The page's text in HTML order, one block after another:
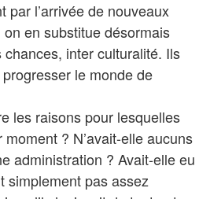
par l’arrivée de nouveaux
en substitue désormais
inter culturalité. Ils
le monde de
les raisons pour lesquelles
? N’avait-elle aucuns
administration ? Avait-elle eu
simplement pas assez